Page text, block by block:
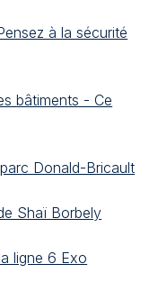
à la sécurité
bâtiments - Ce
Donald-Bricault
Shaï Borbely
ligne 6 Exo